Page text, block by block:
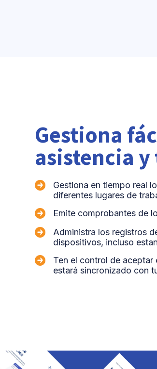
Gestiona
asistencia
Gestiona en tiempo real
diferentes lugares de
Emite comprobantes de
Administra los registros
dispositivos, incluso
Ten el control de aceptar
estará sincronizado con